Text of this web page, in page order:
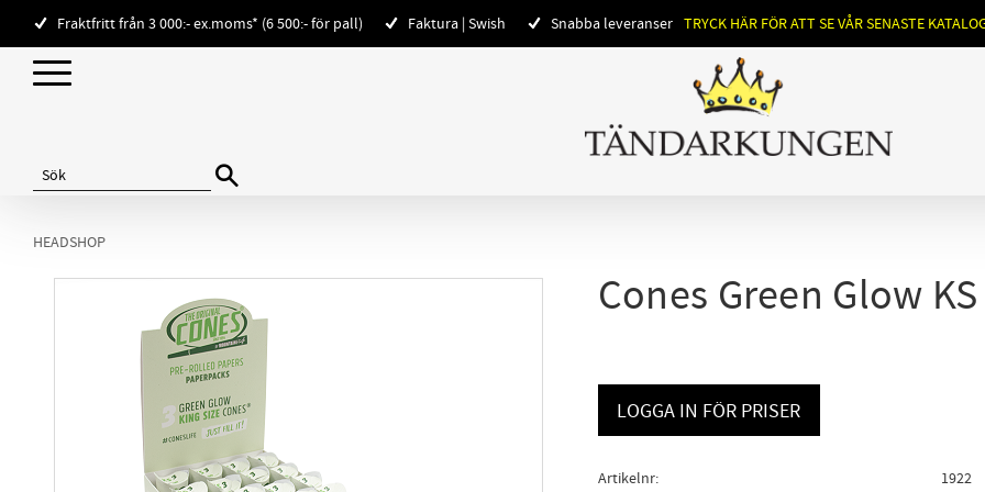
Fraktfritt från 3 000:- ex.moms* (6 500:- för pall) Faktura | Swish Snabba leveranser TRYCK HÄR FÖR ATT SE VÅR SENASTE
HEADSHOP
Cones Green Glow
LOGGA IN FÖR PRISER
Artikelnr 1922